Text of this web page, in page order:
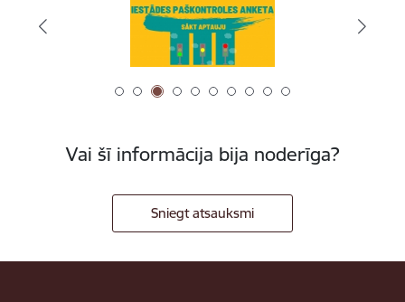
Vai šī informācija bija noderīga?
Sniegt atsauksmi